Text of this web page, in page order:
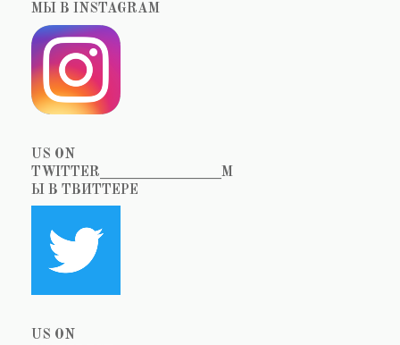
МЫ В INSTAGRAM
US ON
TWITTER_________________М
Ы В ТВИТТЕРЕ
US ON